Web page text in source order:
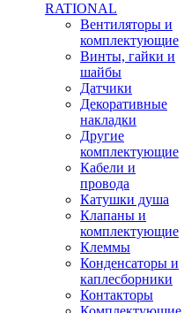
RATIONAL
Вентиляторы и
комплектующие
Винты, гайки и
шайбы
Датчики
Декоративные
накладки
Другие
комплектующие
Кабели и
провода
Катушки душа
Клапаны и
комплектующие
Клеммы
Конденсаторы и
каплесборники
Контакторы